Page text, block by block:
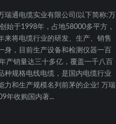
瑞通电缆实业有限公司(以下简称:万
始于1998年，占地58000多平方，
来将电缆行业的研发、生产、销售
身，目前生产设备和检测仪器一百
产销量达三十多亿，覆盖一千八百
种规格电线电缆，是国内电缆行业
力和生产规模名列前茅的企业! 万瑞
年收购国内著...